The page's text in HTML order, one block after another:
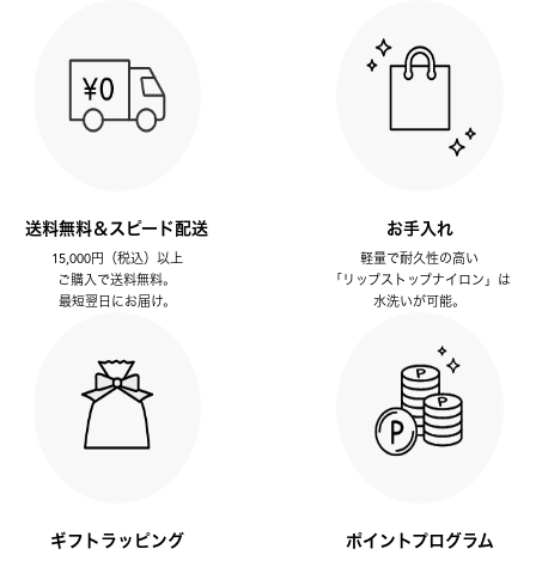
送料無料＆スピード配送
15,000円（税込）以上
ご購入で送料無料。
最短翌日にお届け。
お手入れ
軽量で耐久性の高い
「リップストップナイロン」は
水洗いが可能。
ギフトラッピング ポイントプログラム